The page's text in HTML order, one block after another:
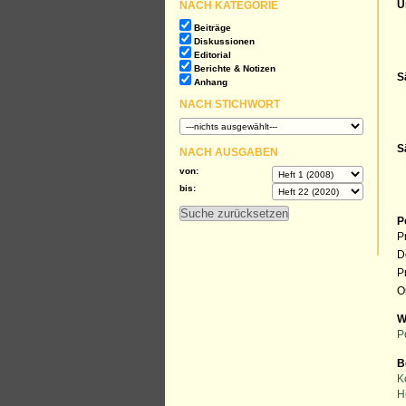
NACH KATEGORIE
Beiträge
Diskussionen
Editorial
Berichte & Notizen
Anhang
NACH STICHWORT
NACH AUSGABEN
von:
bis: